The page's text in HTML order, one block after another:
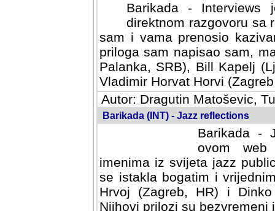
Barikada -
direktnom razgovoru sa
sam i vama prenosio
priloga sam napisao sam,
Palanka, SRB), Bill Kapelj
Vladimir Horvat Horvi
Autor: Dragutin Matoševic,
Barikada (INT) - Jazz reflections
Barikada -
ovom web
imenima iz svijeta jazz
se istakla bogatim i
Hrvoj (Zagreb, HR) i
Njihovi prilozi su bezvremeni